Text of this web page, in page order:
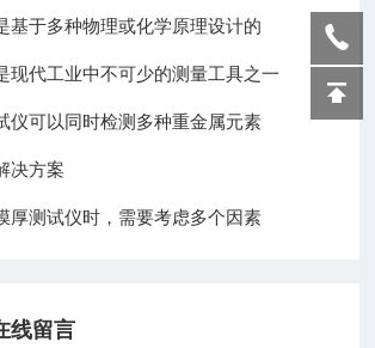
基于多种物理或化学原理设计的
现代工业中不可少的测量工具之一
仪可以同时检测多种重金属元素
决方案
厚测试仪时，需要考虑多个因素
线留言